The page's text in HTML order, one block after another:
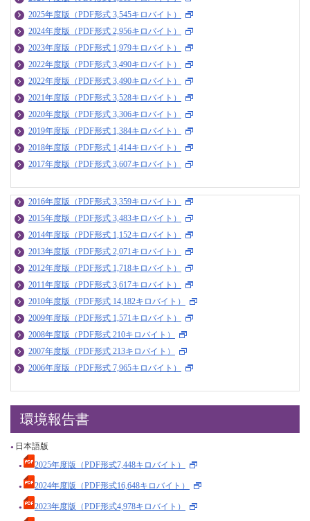
2025年度版（PDF形式 3,545キロバイト）
2024年度版（PDF形式 2,956キロバイト）
2023年度版（PDF形式 1,979キロバイト）
2022年度版（PDF形式 3,490キロバイト）
2022年度版（PDF形式 3,490キロバイト）
2021年度版（PDF形式 3,528キロバイト）
2020年度版（PDF形式 3,306キロバイト）
2019年度版（PDF形式 1,384キロバイト）
2018年度版（PDF形式 1,414キロバイト）
2017年度版（PDF形式 3,607キロバイト）
2016年度版（PDF形式 3,359キロバイト）
2015年度版（PDF形式 3,483キロバイト）
2014年度版（PDF形式 1,152キロバイト）
2013年度版（PDF形式 2,071キロバイト）
2012年度版（PDF形式 1,718キロバイト）
2011年度版（PDF形式 3,617キロバイト）
2010年度版（PDF形式 14,182キロバイト）
2009年度版（PDF形式 1,571キロバイト）
2008年度版（PDF形式 210キロバイト）
2007年度版（PDF形式 213キロバイト）
2006年度版（PDF形式 7,965キロバイト）
環境報告書
日本語版
2025年度版（PDF形式7,448キロバイト）
2024年度版（PDF形式16,648キロバイト）
2023年度版（PDF形式4,978キロバイト）